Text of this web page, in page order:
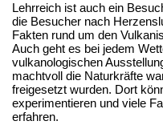
Lehrreich ist auch ein
die Besucher nach
Fakten rund um den
Auch geht es bei jedem
vulkanologischen
machtvoll die Naturkräfte
freigesetzt wurden. Dort
experimentieren und viele
erfahren.